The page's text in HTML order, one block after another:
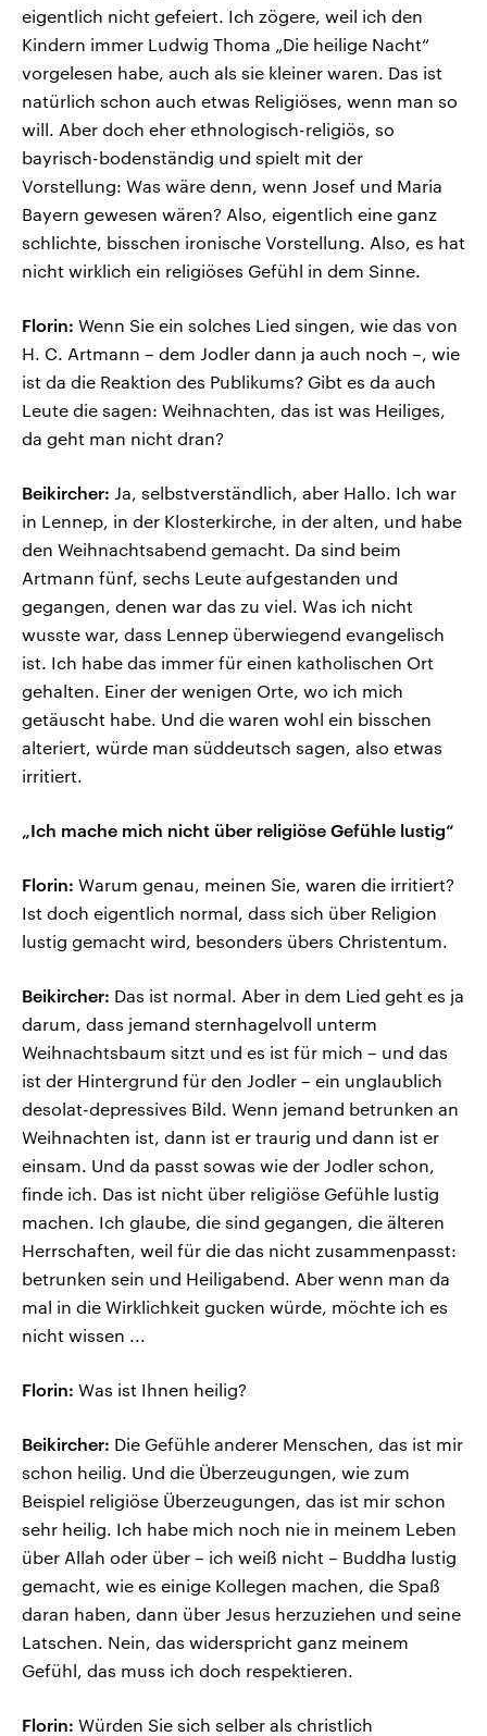
eigentlich nicht gefeiert. Ich zögere, weil ich den
Kindern immer Ludwig Thoma „Die heilige Nacht“
vorgelesen habe, auch als sie kleiner waren. Das ist
natürlich schon auch etwas Religiöses, wenn man so
will. Aber doch eher ethnologisch-religiös, so
bayrisch-bodenständig und spielt mit der
Vorstellung: Was wäre denn, wenn Josef und Maria
Bayern gewesen wären? Also, eigentlich eine ganz
schlichte, bisschen ironische Vorstellung. Also, es hat
nicht wirklich ein religiöses Gefühl in dem Sinne.
Florin: Wenn Sie ein solches Lied singen, wie das von
H. C. Artmann – dem Jodler dann ja auch noch –, wie
ist da die Reaktion des Publikums? Gibt es da auch
Leute die sagen: Weihnachten, das ist was Heiliges,
da geht man nicht dran?
Beikircher: Ja, selbstverständlich, aber Hallo. Ich war
in Lennep, in der Klosterkirche, in der alten, und habe
den Weihnachtsabend gemacht. Da sind beim
Artmann fünf, sechs Leute aufgestanden und
gegangen, denen war das zu viel. Was ich nicht
wusste war, dass Lennep überwiegend evangelisch
ist. Ich habe das immer für einen katholischen Ort
gehalten. Einer der wenigen Orte, wo ich mich
getäuscht habe. Und die waren wohl ein bisschen
alteriert, würde man süddeutsch sagen, also etwas
irritiert.
„Ich mache mich nicht über religiöse Gefühle lustig“
Florin: Warum genau, meinen Sie, waren die irritiert?
Ist doch eigentlich normal, dass sich über Religion
lustig gemacht wird, besonders übers Christentum.
Beikircher: Das ist normal. Aber in dem Lied geht es ja
darum, dass jemand sternhagelvoll unterm
Weihnachtsbaum sitzt und es ist für mich – und das
ist der Hintergrund für den Jodler – ein unglaublich
desolat-depressives Bild. Wenn jemand betrunken an
Weihnachten ist, dann ist er traurig und dann ist er
einsam. Und da passt sowas wie der Jodler schon,
finde ich. Das ist nicht über religiöse Gefühle lustig
machen. Ich glaube, die sind gegangen, die älteren
Herrschaften, weil für die das nicht zusammenpasst:
betrunken sein und Heiligabend. Aber wenn man da
mal in die Wirklichkeit gucken würde, möchte ich es
nicht wissen ...
Florin: Was ist Ihnen heilig?
Beikircher: Die Gefühle anderer Menschen, das ist mir
schon heilig. Und die Überzeugungen, wie zum
Beispiel religiöse Überzeugungen, das ist mir schon
sehr heilig. Ich habe mich noch nie in meinem Leben
über Allah oder über – ich weiß nicht – Buddha lustig
gemacht, wie es einige Kollegen machen, die Spaß
daran haben, dann über Jesus herzuziehen und seine
Latschen. Nein, das widerspricht ganz meinem
Gefühl, das muss ich doch respektieren.
Florin: Würden Sie sich selber als christlich